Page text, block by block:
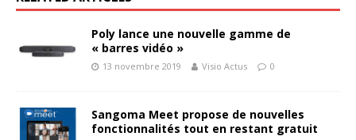
Poly lance une nouvelle gamme de
« barres vidéo »
13 novembre 2019 Visio Actus 0
Sangoma Meet propose de nouvelles
fonctionnalités tout en restant gratuit